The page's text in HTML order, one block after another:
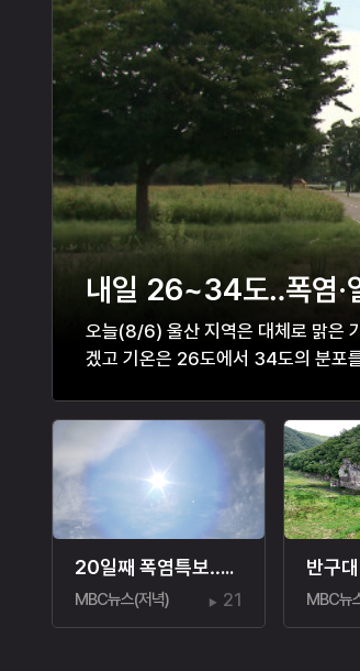
내일 26~34도‥폭염·
오늘(8/6) 울산 지역은 대체로 맑은
겠고 기온은 26도에서 34도의 분포
20일째 폭염특보‥온열질환자 110명
MBC뉴스(저녁) 21 MBC뉴